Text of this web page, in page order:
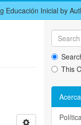
Educación Inicial by
This